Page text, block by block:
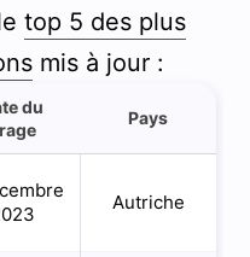
top 5 des plus
mis à jour :
du
Pays
Autriche